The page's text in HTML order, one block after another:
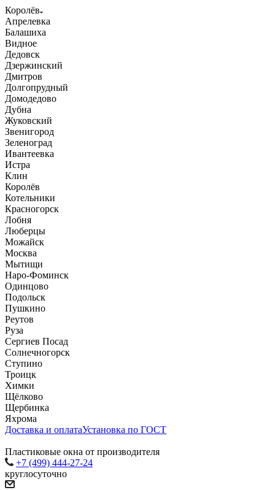
Королёв
Апрелевка
Балашиха
Видное
Дедовск
Дзержинский
Дмитров
Долгопрудный
Домодедово
Дубна
Жуковский
Звенигород
Зеленоград
Ивантеевка
Истра
Клин
Королёв
Котельники
Красногорск
Лобня
Люберцы
Можайск
Москва
Мытищи
Наро-Фоминск
Одинцово
Подольск
Пушкино
Реутов
Руза
Сергиев Посад
Солнечногорск
Ступино
Троицк
Химки
Щёлково
Щербинка
Яхрома
Доставка и оплатаУстановка по ГОСТ
Пластиковые окна от производителя
+7 (499) 444-27-24
круглосуточно